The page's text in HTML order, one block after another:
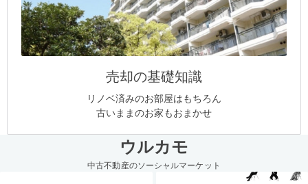
売却の基礎知識
リノベ済みのお部屋はもちろん
古いままのお家もおまかせ
ウルカモ
中古不動産のソーシャルマーケット